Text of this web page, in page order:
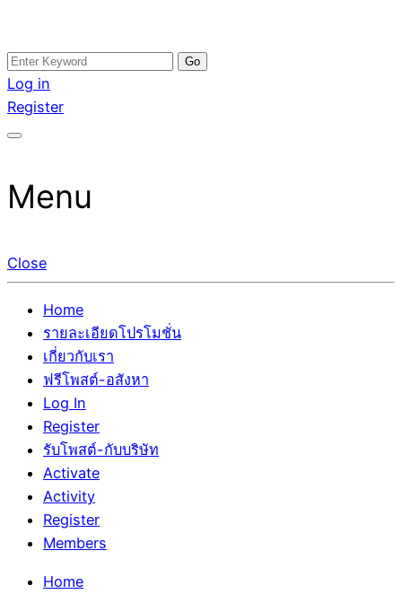
Skip
to
content
อสังหาโพสต์ รีวิวเยอะ รับจ้างโพสต์ขายบ้าน รับจ้างโพสต์อสัง
หา แตกต่างอย่างตั้งใจ รับรองผล อันดับ1 การโพสต์ขายอสังหา
กับทีมงานบริษัท บ้าน ที่ดิน คอนโด ติดGoogleหน้าแรกได้จริงๆ
รับจ้างโพสอสังหา ขายบ้าน อสังหาโพสต์ เชื่อถือได้จริง รับ
โพสต์ ที่ดิน กับทีมงานบริษัท ถูกและดีที่สุด ไม่มีค่านายหน้า
ขายได้จริงๆ ช่วยสร้างโอกาสในการขายได้มากกว่า ที่เดียว ที่
Search
for:
Log in
Register
Menu
Close
Home
รายละเอียดโปรโมชั่น
เกี่ยวกับเรา
ฟรีโพสต์-อสังหา
Log In
Register
รับโพสต์-กับบริษัท
Activate
Activity
Register
Members
Home